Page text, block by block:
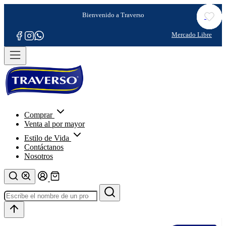
Comprar
Venta al por mayor
Estilo de Vida
Contáctanos
Nosotros